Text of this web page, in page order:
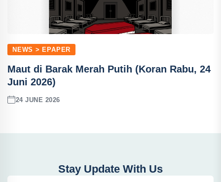
NEWS > EPAPER
Maut di Barak Merah Putih (Koran Rabu, 24
Juni 2026)
24 JUNE 2026
Stay Update With Us